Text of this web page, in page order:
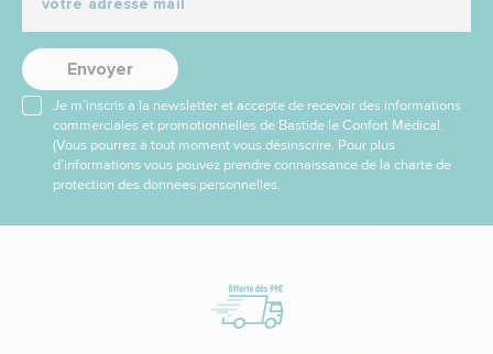
Envoyer
Je m’inscris à la newsletter et accepte de recevoir des informations
commerciales et promotionnelles de Bastide le Confort Médical.
(Vous pourrez à tout moment vous désinscrire. Pour plus
d’informations vous pouvez prendre connaissance de la charte de
protection des données personnelles.